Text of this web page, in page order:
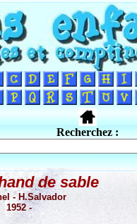
Recherchez :
de sable
- H.Salvador
1952 -